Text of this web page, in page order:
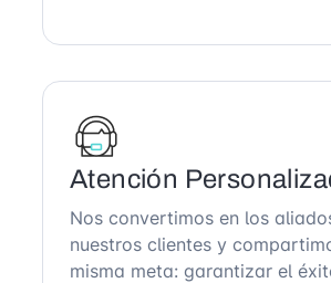
Atención
Nos convertimos en los
nuestros clientes y
misma meta: garantizar el